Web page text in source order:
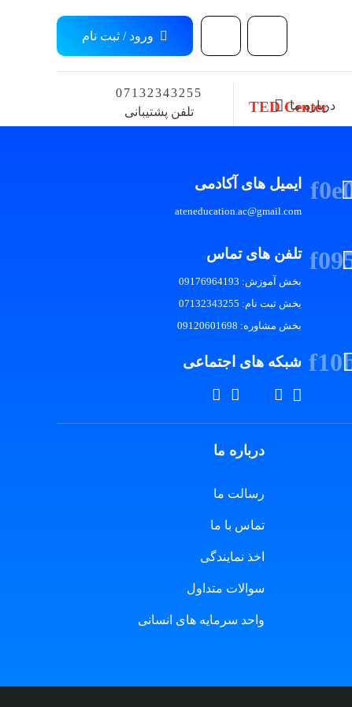
ورود / ثبت نام
درباره ما
TED Center
07132343255
تلفن پشتیبانی
ایمیل های آکادمی
ateneducation.ac@gmail.com
تلفن های تماس
بخش آموزش: 09176964193
بخش ثبت نام: 07132343255
بخش مشاوره: 09120601698
شبکه های اجتماعی
درباره ما
رسالت ما
تماس با ما
اخذ نمایندگی
سوالات متداول
واحد سرمایه های انسانی